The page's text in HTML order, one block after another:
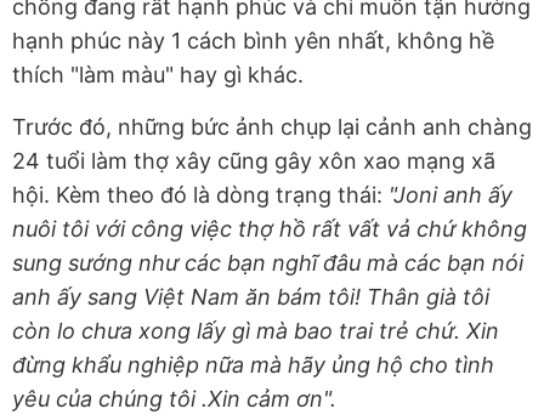
chồng đang rất hạnh phúc và chỉ muốn tận hưởng
hạnh phúc này 1 cách bình yên nhất, không hề
thích "làm màu" hay gì khác.
Trước đó, những bức ảnh chụp lại cảnh anh chàng
24 tuổi làm thợ xây cũng gây xôn xao mạng xã
hội. Kèm theo đó là dòng trạng thái: "Joni anh ấy
nuôi tôi với công việc thợ hồ rất vất vả chứ không
sung sướng như các bạn nghĩ đâu mà các bạn nói
anh ấy sang Việt Nam ăn bám tôi! Thân già tôi
còn lo chưa xong lấy gì mà bao trai trẻ chứ. Xin
đừng khẩu nghiệp nữa mà hãy ủng hộ cho tình
yêu của chúng tôi .Xin cảm ơn".